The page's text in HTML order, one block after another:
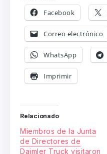
Facebook
Correo electrónico
WhatsApp
Imprimir
Relacionado
Miembros de la Junta
de Directores de
Daimler Truck visitaron